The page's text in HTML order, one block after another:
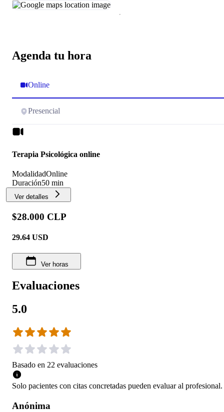
Agenda tu hora
Online
Presencial
Terapia Psicológica online
ModalidadOnline
Duración50 min
Ver detalles
$28.000 CLP
29.64 USD
Ver horas
Evaluaciones
5.0
Basado en 22 evaluaciones
Solo pacientes con citas concretadas pueden evaluar al profesional.
Anónima